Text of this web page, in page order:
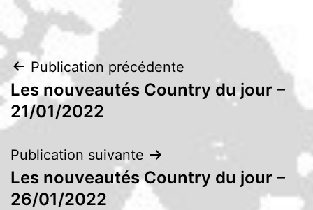
Navigation
de
l’article
Publication précédente
Les nouveautés Country du jour –
21/01/2022
Publication suivante
Les nouveautés Country du jour –
26/01/2022